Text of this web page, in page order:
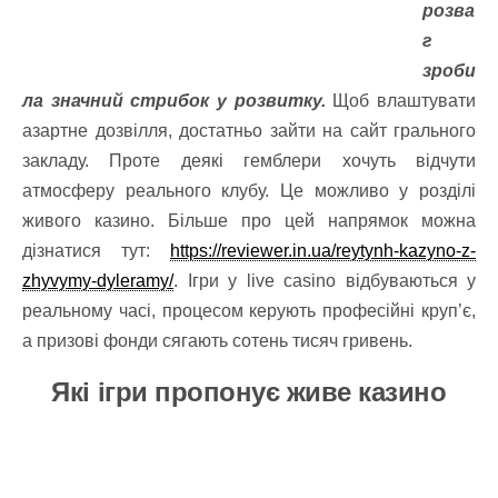
розва
г
зроби
ла значний стрибок у розвитку. Щоб влаштувати
азартне дозвілля, достатньо зайти на сайт грального
закладу. Проте деякі гемблери хочуть відчути
атмосферу реального клубу. Це можливо у розділі
живого казино. Більше про цей напрямок можна
дізнатися тут:
https://reviewer.in.ua/reytynh-kazyno-z-
zhyvymy-dyleramy/. Ігри у live casino відбуваються у
реальному часі, процесом керують професійні круп’є,
а призові фонди сягають сотень тисяч гривень.
Які ігри пропонує живе казино